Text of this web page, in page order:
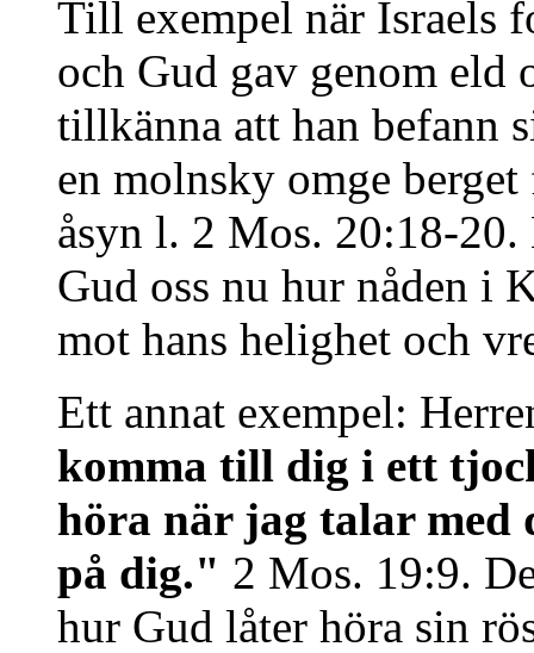
Till exempel när Israels
och Gud gav genom eld
tillkänna att han befann
en molnsky omge
åsyn l. 2 Mos. 20:18-
Gud oss nu hur nåden i
mot hans helighet och
Ett annat exempel:
komma till dig i ett
höra när jag talar med
på dig." 2 Mos. 19:9.
hur Gud låter höra sin